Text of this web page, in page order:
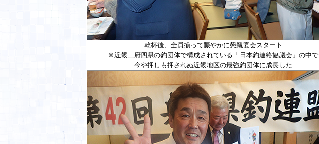
乾杯後、全員揃って賑やかに懇親宴会スタート
※近畿二府四県の釣団体で構成されている「日本釣連絡協議会」の中で
今や押しも押されぬ近畿地区の最強釣団体に成長した